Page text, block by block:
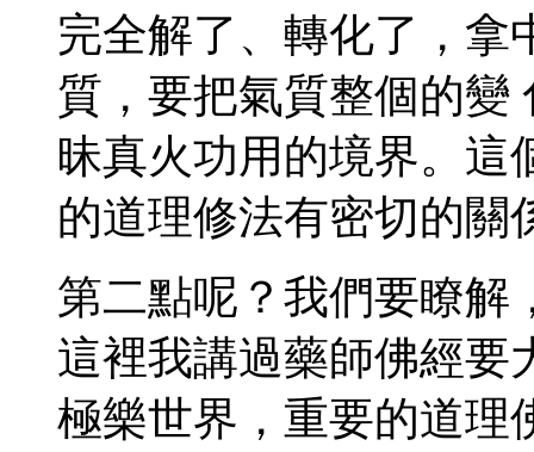
完全解了、轉化了，拿
質，要把氣質整個的變
昧真火功用的境界。這
的道理修法有密切的關
第二點呢？我們要瞭解
這裡我講過藥師佛經要
極樂世界，重要的道理